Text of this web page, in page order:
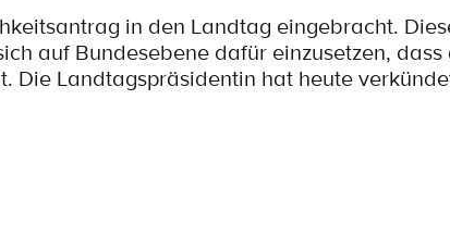
in den Landtag eingebracht.
auf Bundesebene dafür einzusetzen, dass
Die Landtagspräsidentin hat heute